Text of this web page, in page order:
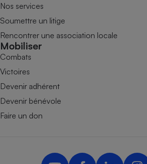
Nos services
Soumettre un litige
Rencontrer une association locale
Mobiliser
Combats
Victoires
Devenir adhérent
Devenir bénévole
Faire un don